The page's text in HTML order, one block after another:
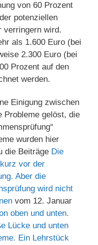
von 60 Prozent
potenziellen
verringern wird.
als 1.600 Euro (bei
2.300 Euro (bei
Prozent auf den
werden.
Einigung zwischen
Probleme gelöst, die
wurden hier
die Beiträge Die
vor der
Aber die
wird nicht
vom 12. Januar
oben und unten.
Lücke und unten
Ein Lehrstück